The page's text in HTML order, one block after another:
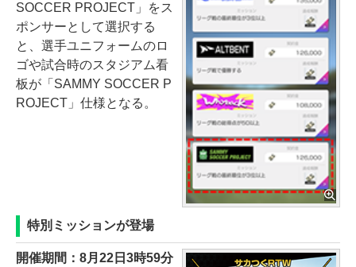
SOCCER PROJECT」をス
ポンサーとして選択する
と、選手ユニフォームのロ
ゴや試合時のスタジアム看
板が「SAMMY SOCCER P
ROJECT」仕様となる。
特別ミッションが登場
開催期間：8月22日3時59分